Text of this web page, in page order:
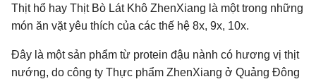
Thịt hổ hay Thịt Bò Lát Khô ZhenXiang là một trong những
món ăn vặt yêu thích của các thế hệ 8x, 9x, 10x.
Đây là một sản phẩm từ protein đậu nành có hương vị thịt
nướng, do công ty Thực phẩm ZhenXiang ở Quảng Đông